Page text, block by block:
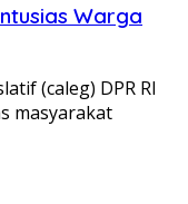
Warga
(caleg) DPR RI
masyarakat